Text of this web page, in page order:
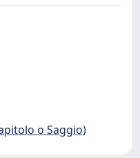
o Saggio)